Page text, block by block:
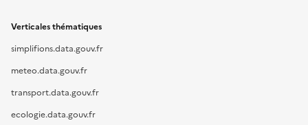
Verticales thématiques
simplifions.data.gouv.fr
meteo.data.gouv.fr
transport.data.gouv.fr
ecologie.data.gouv.fr